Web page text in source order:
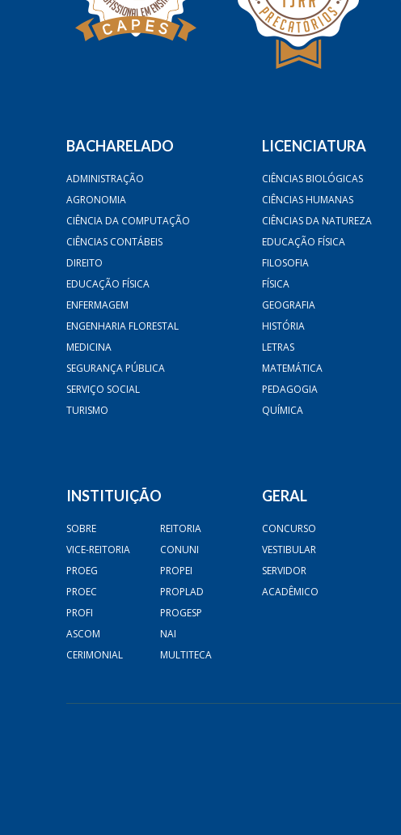
BACHARELADO
ADMINISTRAÇÃO
AGRONOMIA
CIÊNCIA DA COMPUTAÇÃO
CIÊNCIAS CONTÁBEIS
DIREITO
EDUCAÇÃO FÍSICA
ENFERMAGEM
ENGENHARIA FLORESTAL
MEDICINA
SEGURANÇA PÚBLICA
SERVIÇO SOCIAL
TURISMO
LICENCIATURA
CIÊNCIAS BIOLÓGICAS
CIÊNCIAS HUMANAS
CIÊNCIAS DA NATUREZA
EDUCAÇÃO FÍSICA
FILOSOFIA
FÍSICA
GEOGRAFIA
HISTÓRIA
LETRAS
MATEMÁTICA
PEDAGOGIA
QUÍMICA
INSTITUIÇÃO
SOBRE
REITORIA
VICE-REITORIA
CONUNI
PROEG
PROPEI
PROEC
PROPLAD
PROFI
PROGESP
ASCOM
NAI
CERIMONIAL
MULTITECA
GERAL
CONCURSO
VESTIBULAR
SERVIDOR
ACADÊMICO